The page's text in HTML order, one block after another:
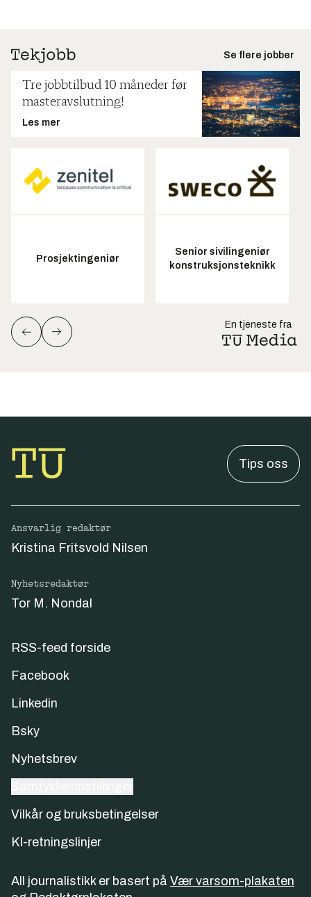
Se flere jobber
Tre jobbtilbud 10 måneder før
masteravslutning!
Les mer
Prosjektingeniør
Senior sivilingeniør
konstruksjonsteknikk
En tjeneste fra
Tips oss
Ansvarlig redaktør
Kristina Fritsvold Nilsen
Nyhetsredaktør
Tor M. Nondal
RSS-feed forside
Facebook
Linkedin
Bsky
Nyhetsbrev
Vilkår og bruksbetingelser
KI-retningslinjer
All journalistikk er basert på Vær varsom-plakaten